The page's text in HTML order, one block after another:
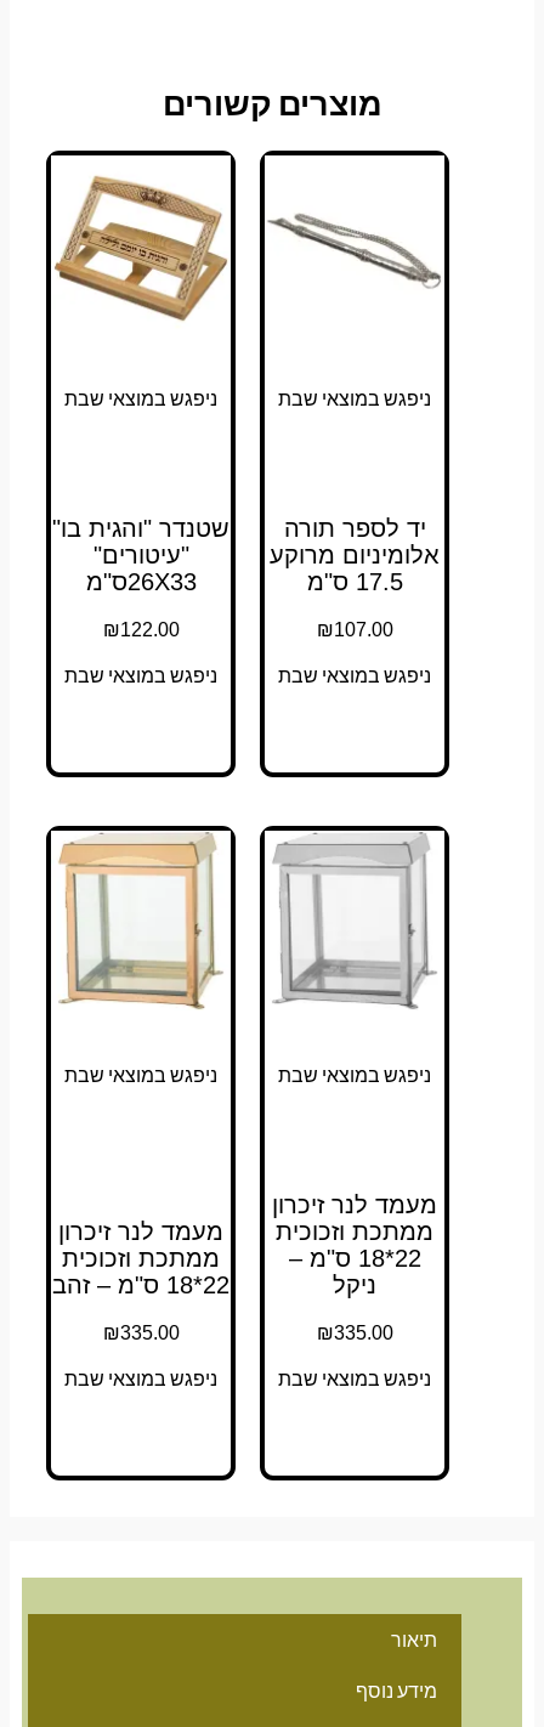
מוצרים קשורים
ניפגש במוצאי שבת
יד לספר תורה
אלומיניום מרוקע
₪107.00
ניפגש במוצאי שבת
ניפגש במוצאי שבת
שטנדר "והגית בו"
"עיטורים"
26X33ס"מ
₪122.00
ניפגש במוצאי שבת
ניפגש במוצאי שבת
מעמד לנר זיכרון
ממתכת וזכוכית
22*18 ס"מ –
₪335.00
ניפגש במוצאי שבת
ניפגש במוצאי שבת
מעמד לנר זיכרון
ממתכת וזכוכית
₪335.00
ניפגש במוצאי שבת
מידע נוסף